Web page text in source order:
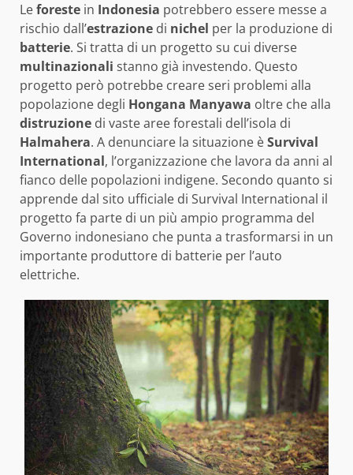
Leforeste in Indonesia potrebbero essere messe a
rischio dall’estrazione di nichel per la produzione di
batterie. Si tratta di un progetto su cui diverse
multinazionali stanno già investendo. Questo
progetto però potrebbe creare seri problemi alla
popolazione degli Hongana Manyawa oltre che alla
distruzione di vaste aree forestali dell’isola di
Halmahera. A denunciare la situazione èSurvival
International, l’organizzazione che lavora da anni al
fianco delle popolazioni indigene. Secondo quanto si
apprende dal sito ufficiale di Survival International il
progetto fa parte di un più ampio programma del
Governo indonesiano che punta a trasformarsi in un
importante produttore di batterie per l’auto
elettriche.